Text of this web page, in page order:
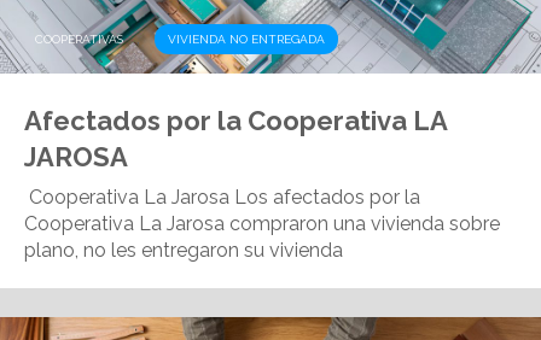
COOPERATIVAS , VIVIENDA NO ENTREGADA
Afectados por la Cooperativa LA
JAROSA
Cooperativa La Jarosa Los afectados por la
Cooperativa La Jarosa compraron una vivienda sobre
plano, no les entregaron su vivienda